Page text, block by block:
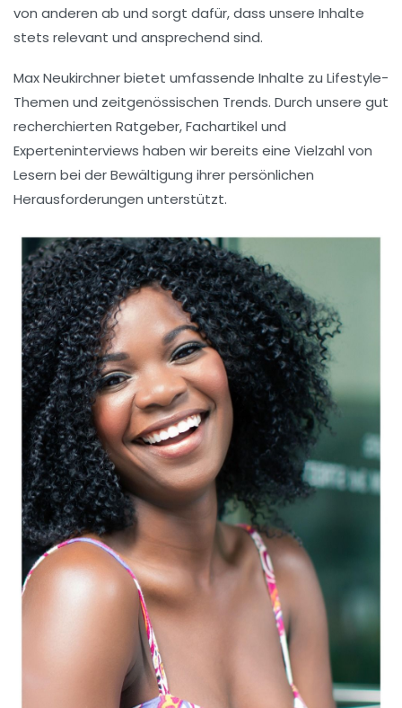
von anderen ab und sorgt dafür, dass unsere Inhalte
stets relevant und ansprechend sind.
Max Neukirchner bietet umfassende Inhalte zu Lifestyle-
Themen und zeitgenössischen Trends. Durch unsere gut
recherchierten Ratgeber, Fachartikel und
Experteninterviews haben wir bereits eine Vielzahl von
Lesern bei der Bewältigung ihrer persönlichen
Herausforderungen unterstützt.